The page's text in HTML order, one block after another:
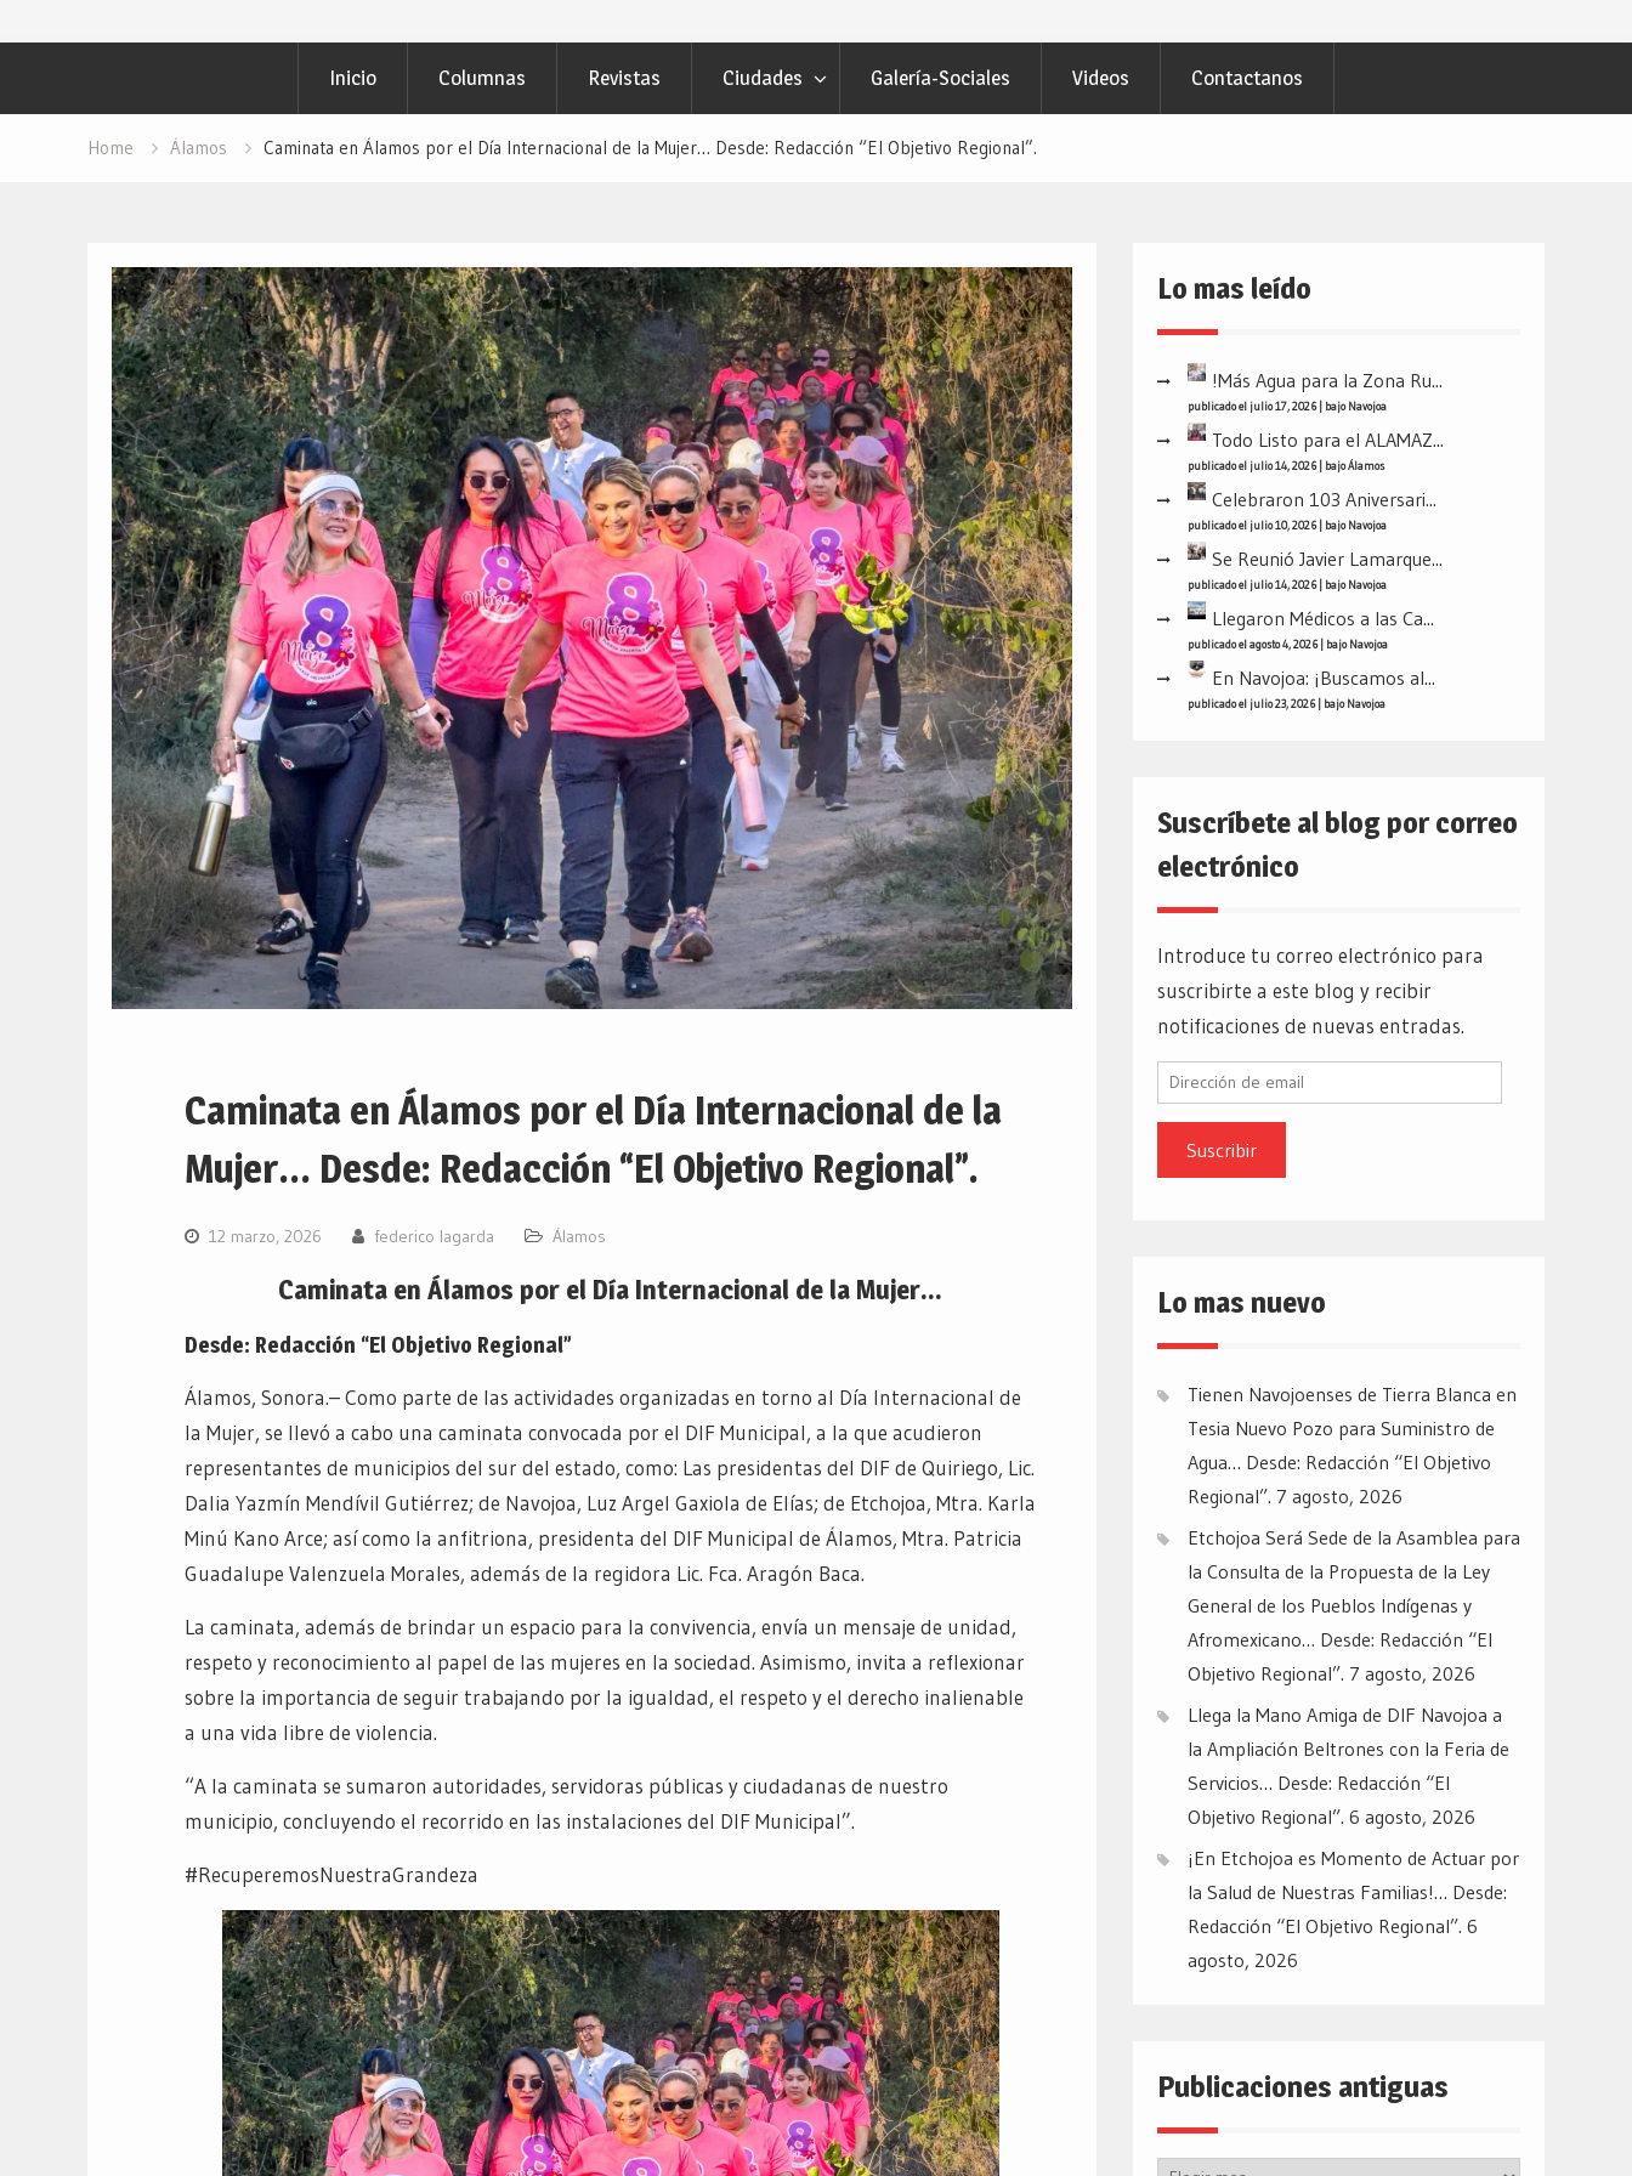
Inicio Columnas Revistas Ciudades Galería-Sociales Videos Contactanos
Home Álamos Caminata en Álamos por el Día Internacional de la Mujer… Desde: Redacción “El Objetivo Regional”.
Caminata en Álamos por el Día Internacional de la
Mujer… Desde: Redacción “El Objetivo Regional”.
12 marzo, 2026 federico lagarda Álamos
Caminata en Álamos por el Día Internacional de la Mujer…
Desde: Redacción “El Objetivo Regional”
Álamos, Sonora.– Como parte de las actividades organizadas en torno al Día Internacional de
la Mujer, se llevó a cabo una caminata convocada por el DIF Municipal, a la que acudieron
representantes de municipios del sur del estado, como: Las presidentas del DIF de Quiriego, Lic.
Dalia Yazmín Mendívil Gutiérrez; de Navojoa, Luz Argel Gaxiola de Elías; de Etchojoa, Mtra. Karla
Minú Kano Arce; así como la anfitriona, presidenta del DIF Municipal de Álamos, Mtra. Patricia
Guadalupe Valenzuela Morales, además de la regidora Lic. Fca. Aragón Baca.
La caminata, además de brindar un espacio para la convivencia, envía un mensaje de unidad,
respeto y reconocimiento al papel de las mujeres en la sociedad. Asimismo, invita a reflexionar
sobre la importancia de seguir trabajando por la igualdad, el respeto y el derecho inalienable
a una vida libre de violencia.
“A la caminata se sumaron autoridades, servidoras públicas y ciudadanas de nuestro
municipio, concluyendo el recorrido en las instalaciones del DIF Municipal”.
#RecuperemosNuestraGrandeza
Lo mas leído
!Más Agua para la Zona Ru...
publicado el julio 17, 2026| bajoNavojoa
Todo Listo para el ALAMAZ...
publicado el julio 14, 2026| bajoÁlamos
Celebraron 103 Aniversari...
publicado el julio 10, 2026| bajoNavojoa
Se Reunió Javier Lamarque...
publicado el julio 14, 2026| bajoNavojoa
Llegaron Médicos a las Ca...
publicado el agosto 4, 2026| bajoNavojoa
En Navojoa: ¡Buscamos al...
publicado el julio 23, 2026| bajoNavojoa
Suscríbete al blog por correo
electrónico
Introduce tu correo electrónico para
suscribirte a este blog y recibir
notificaciones de nuevas entradas.
Dirección
email
Lo mas nuevo
Tienen Navojoenses de Tierra Blanca en
Tesia Nuevo Pozo para Suministro de
Agua… Desde: Redacción “El Objetivo
Regional”. 7 agosto, 2026
Etchojoa Será Sede de la Asamblea para
la Consulta de la Propuesta de la Ley
General de los Pueblos Indígenas y
Afromexicano… Desde: Redacción “El
Objetivo Regional”. 7 agosto, 2026
Llega la Mano Amiga de DIF Navojoa a
la Ampliación Beltrones con la Feria de
Servicios… Desde: Redacción “El
Objetivo Regional”. 6 agosto, 2026
¡En Etchojoa es Momento de Actuar por
la Salud de Nuestras Familias!… Desde:
Redacción “El Objetivo Regional”. 6
agosto, 2026
Publicaciones antiguas